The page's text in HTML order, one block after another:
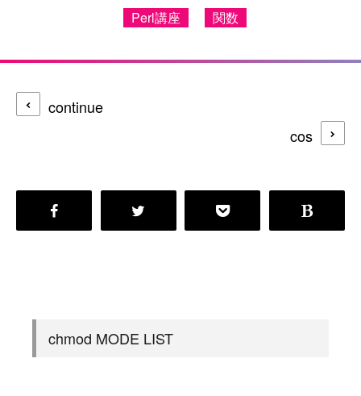
Perl講座 関数
continue
cos
chmod MODE LIST